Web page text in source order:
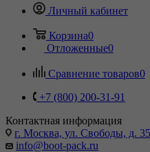
Личный кабинет
Корзина0
Отложенные0
Сравнение товаров0
+7 (800) 200-31-91
Контактная информация
г. Москва, ул. Свободы, д.
info@boot-pack.ru